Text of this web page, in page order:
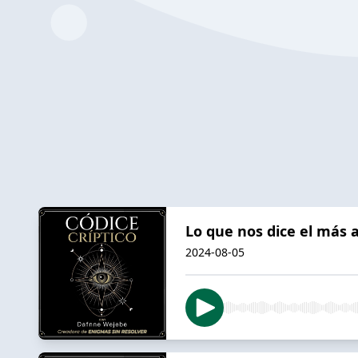
Lo que nos dice el más
2024-08-05